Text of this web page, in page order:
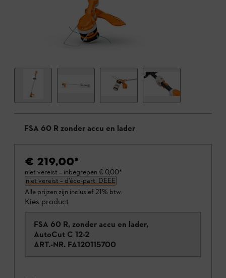
FSA 60 R zonder accu en lader
€ 219,00*
niet vereist – inbegrepen€ 0,00*
niet vereist – d'éco-part. DEEE
Alle prijzen zijn inclusief 21% btw.
Kies product
FSA 60 R, zonder accu en lader,
AutoCut C 12-2
ART.-NR. FA120115700